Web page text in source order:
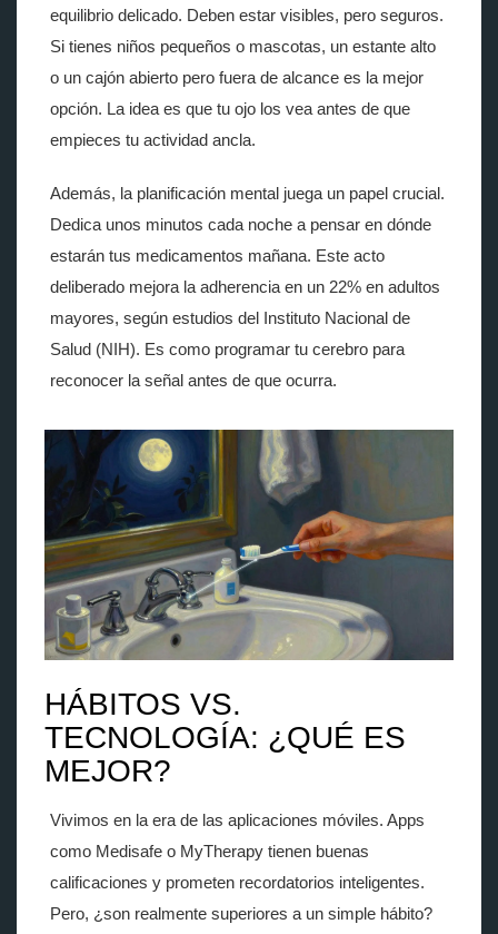
equilibrio delicado. Deben estar visibles, pero seguros.
Si tienes niños pequeños o mascotas, un estante alto
o un cajón abierto pero fuera de alcance es la mejor
opción. La idea es que tu ojo los vea antes de que
empieces tu actividad ancla.
Además, la planificación mental juega un papel crucial.
Dedica unos minutos cada noche a pensar en dónde
estarán tus medicamentos mañana. Este acto
deliberado mejora la adherencia en un 22% en adultos
mayores, según estudios del Instituto Nacional de
Salud (NIH). Es como programar tu cerebro para
reconocer la señal antes de que ocurra.
HÁBITOS VS.
TECNOLOGÍA: ¿QUÉ ES
MEJOR?
Vivimos en la era de las aplicaciones móviles. Apps
como Medisafe o MyTherapy tienen buenas
calificaciones y prometen recordatorios inteligentes.
Pero, ¿son realmente superiores a un simple hábito?